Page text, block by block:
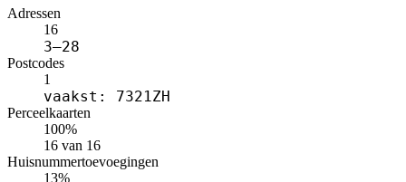
Adressen
16
3–28
Postcodes
1
vaakst: 7321ZH
Perceelkaarten
100%
16 van 16
Huisnummertoevoegingen
13%